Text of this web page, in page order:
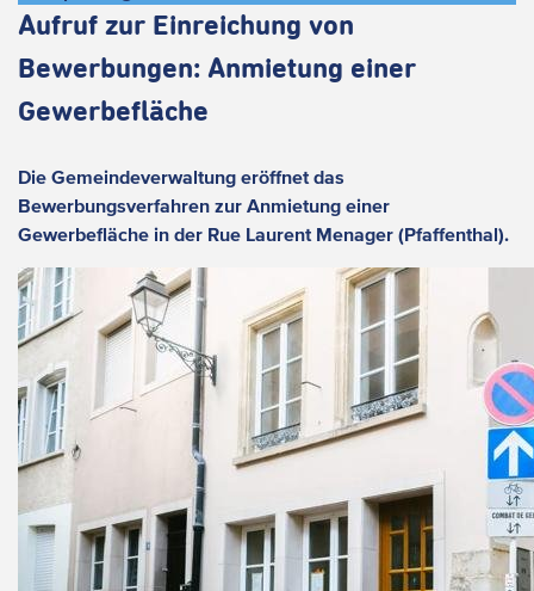
Aufruf zur Einreichung von
Bewerbungen: Anmietung einer
Gewerbefläche
Die Gemeindeverwaltung eröffnet das
Bewerbungsverfahren zur Anmietung einer
Gewerbefläche in der Rue Laurent Menager (Pfaffenthal).